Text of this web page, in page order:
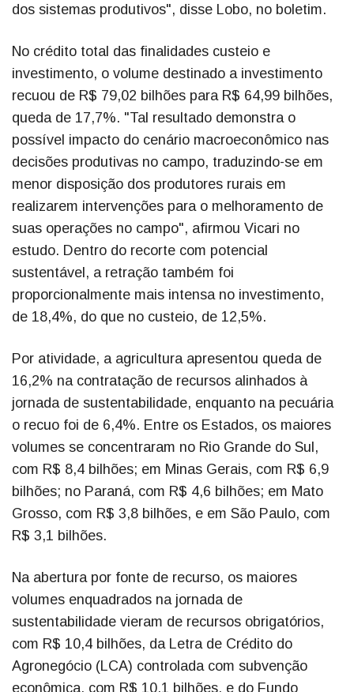
dos sistemas produtivos", disse Lobo, no boletim.
No crédito total das finalidades custeio e
investimento, o volume destinado a investimento
recuou de R$ 79,02 bilhões para R$ 64,99 bilhões,
queda de 17,7%. "Tal resultado demonstra o
possível impacto do cenário macroeconômico nas
decisões produtivas no campo, traduzindo-se em
menor disposição dos produtores rurais em
realizarem intervenções para o melhoramento de
suas operações no campo", afirmou Vicari no
estudo. Dentro do recorte com potencial
sustentável, a retração também foi
proporcionalmente mais intensa no investimento,
de 18,4%, do que no custeio, de 12,5%.
Por atividade, a agricultura apresentou queda de
16,2% na contratação de recursos alinhados à
jornada de sustentabilidade, enquanto na pecuária
o recuo foi de 6,4%. Entre os Estados, os maiores
volumes se concentraram no Rio Grande do Sul,
com R$ 8,4 bilhões; em Minas Gerais, com R$ 6,9
bilhões; no Paraná, com R$ 4,6 bilhões; em Mato
Grosso, com R$ 3,8 bilhões, e em São Paulo, com
R$ 3,1 bilhões.
Na abertura por fonte de recurso, os maiores
volumes enquadrados na jornada de
sustentabilidade vieram de recursos obrigatórios,
com R$ 10,4 bilhões, da Letra de Crédito do
Agronegócio (LCA) controlada com subvenção
econômica, com R$ 10,1 bilhões, e do Fundo